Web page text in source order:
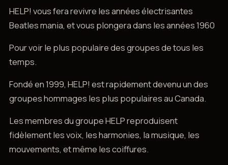
HELP! vous fera revivre les années électrisantes
Beatles mania, et vous plongera dans les années 1960
Pour voir le plus populaire des groupes de tous les
temps.
Fondé en 1999, HELP! est rapidement devenu un des
groupes hommages les plus populaires au Canada.
Les membres du groupe HELP reproduisent
fidèlement les voix, les harmonies, la musique, les
mouvements, et même les coiffures.